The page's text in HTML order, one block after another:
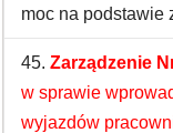
moc na podstawie
45. Zarządzenie
w sprawie
wyjazdów